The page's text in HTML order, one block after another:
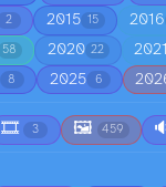
2 2015 15 2016
58 2020 22
8 2025 6
🎞️ 3 🖼️ 459